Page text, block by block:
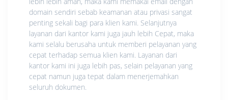
domain sendiri sebab keamanan atau privasi sangat
penting sekali bagi para klien kami. Selanjutnya
layanan dari kantor kami juga jauh lebih Cepat, maka
kami selalu berusaha untuk memberi pelayanan yang
cepat terhadap semua klien kami. Layanan dari
kantor kami ini juga lebih pas, selain pelayanan yang
cepat namun juga tepat dalam menerjemahkan
seluruh dokumen.